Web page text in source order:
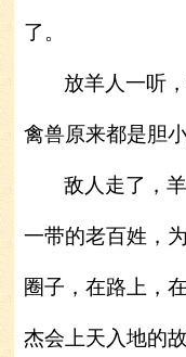
了。
放羊人一听
禽兽原来都是胆小
敌人走了，
一带的老百姓，
圈子，在路上，
杰会上天入地的